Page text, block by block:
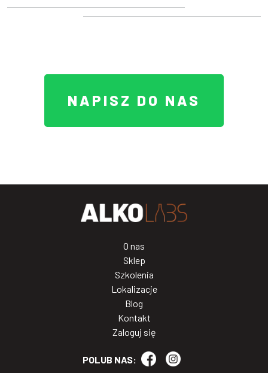
NAPISZ DO NAS
O nas
Sklep
Szkolenia
Lokalizacje
Blog
Kontakt
Zaloguj się
POLUB NAS: